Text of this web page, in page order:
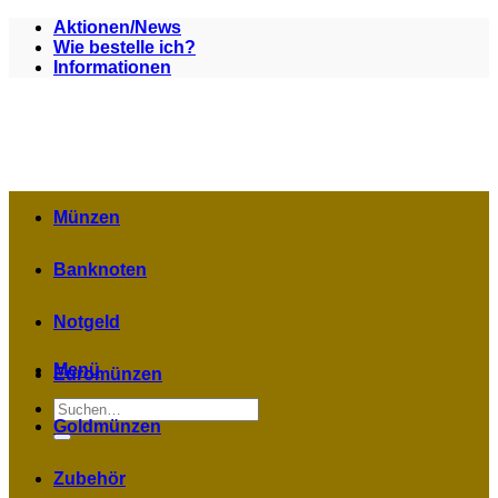
Zum
Inhalt
springen
Aktionen/News
Wie bestelle ich?
Informationen
Menü
Suchen
nach:
Münzen
Banknoten
Notgeld
Euromünzen
Goldmünzen
Zubehör